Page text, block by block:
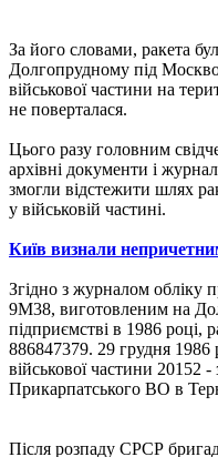
За його словами, ракета
Долгопрудному під
військової частини на
не поверталася.
Цього разу головним
архівні документи і
змогли відстежити шлях
у військовій частині.
Київ визнали
Згідно з журналом обліку
9М38, виготовленим на
підприємстві в 1986 році,
886847379. 29 грудня 1986
військової частини 20152 -
Прикарпатського ВО в
Після розпаду СРСР